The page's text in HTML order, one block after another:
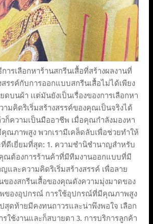
ารเลือกหาร้านสกรีนเสื้อที่สร้างผลงานที่
สรรค์กับการออกแบบสกรีนเสื้อไม่ได้เพียง
ดบนผ้า เเต่มันยังเป็นเรื่องของการเลือกหา
ามคิดริเริ่มสร้างสรรค์ของคุณเป็นจริงได้
ก็ความเป็นมืออาชีพ เมื่อคุณกำลังมองหา
ณภาพสูง พวกเรามีเคล็ดลับเพื่อช่วยทำให้
ดีเยี่ยมที่สุด: 1. ความชำนิชำนาญสำหรับ
ณต้องการร้านค้าที่มีทีมงานออกแบบที่มี
และความคิดริเริ่มสร้างสรรค์ เพื่อลาย
ของสกรีนเสื้อของคุณดังความมุ่งมาดของ
ของอุปกรณ์ การใช้อุปกรณ์ที่มีคุณภาพสูง
สุดท้ายมีคงทนถาวรและน่าพึงพอใจ เลือก
ใช้งานและก็สบายตา 3. การบริการลูกค้า